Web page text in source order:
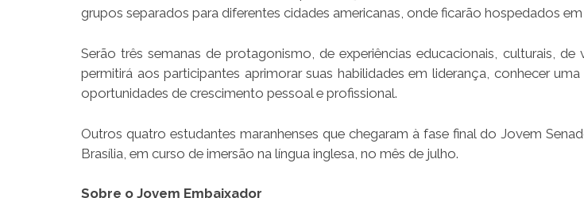
grupos separados para diferentes cidades americanas, onde ficarão hospedados
Serão três semanas de protagonismo, de experiências educacionais, culturais,
permitirá aos participantes aprimorar suas habilidades em liderança, conhecer
oportunidades de crescimento pessoal e profissional.
Outros quatro estudantes maranhenses que chegaram à fase final do Jovem
Brasília, em curso de imersão na língua inglesa, no mês de julho.
Sobre o Jovem Embaixador